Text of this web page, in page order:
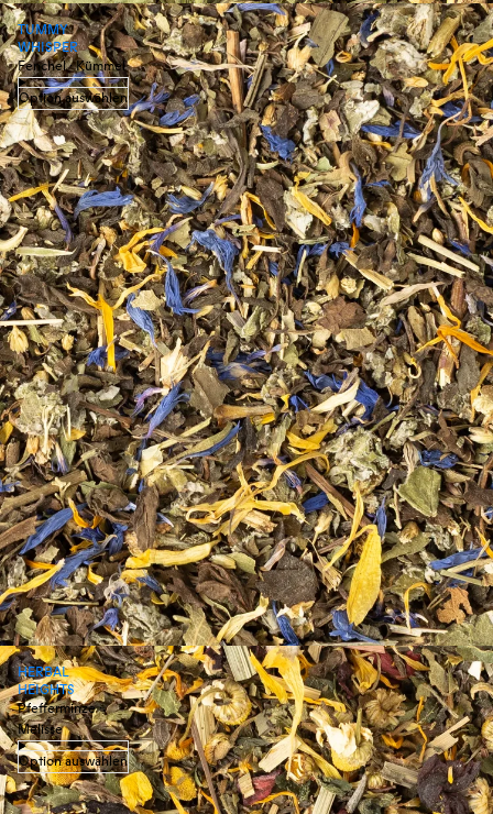
TUMMY
WHISPER
Fenchel · Kümmel
Option auswählen
HERBAL
HEIGHTS
Pfefferminze ·
Melisse
Option auswählen